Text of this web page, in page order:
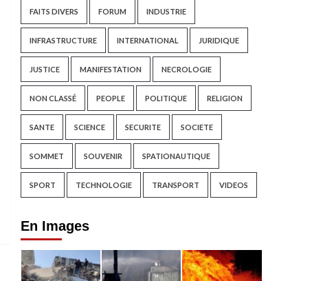
FAITS DIVERS FORUM INDUSTRIE
INFRASTRUCTURE INTERNATIONAL JURIDIQUE
JUSTICE MANIFESTATION NECROLOGIE
NON CLASSÉ PEOPLE POLITIQUE RELIGION
SANTE SCIENCE SECURITE SOCIETE
SOMMET SOUVENIR SPATIONAUTIQUE
SPORT TECHNOLOGIE TRANSPORT VIDEOS
En Images